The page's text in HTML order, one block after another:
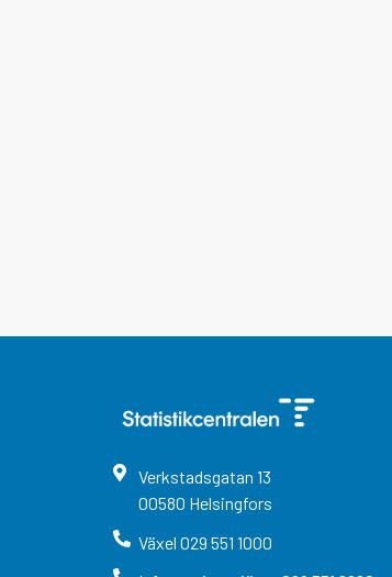
Verkstadsgatan 13
00580 Helsingfors
Växel 029 551 1000